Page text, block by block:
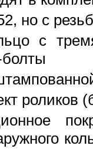
но с
с
роликов